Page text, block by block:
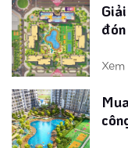
xu